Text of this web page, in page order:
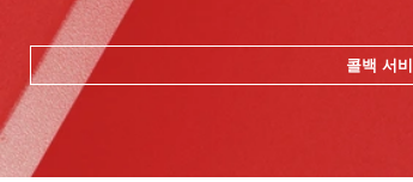
콜백 서